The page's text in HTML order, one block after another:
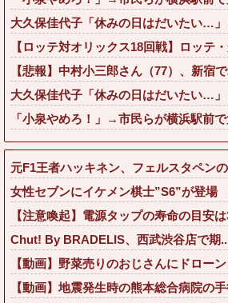
大久保佳代子「休みの日はだいたい…
【ロッテ対オリックス18回戦】ロッテ
【悲報】中村小三郎さん（77）、新宿
大久保佳代子「休みの日はだいたい…
「小泉やめろ！」→市民らが横浜駅前
元F1王者ハッキネン、フェルスタペン
女性セブンにイケメン棋士”S6”が登場
【注意喚起】電源タップの寿命の目安
Chut! By BRADELIS、西武渋谷店で期
【動画】野菜売りのおじさんにドロー
【動画】地震発生時の熊本総合病院の